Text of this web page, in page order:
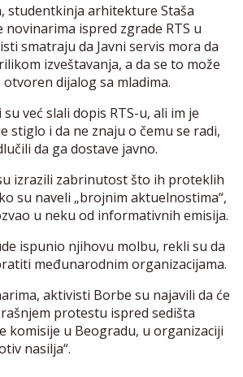
studentkinja arhitekture Staša
novinarima ispred zgrade RTS u
smatraju da Javni servis mora da
izveštavanja, a da se to može
dijalog sa mladima.
već slali dopis RTS-u, ali im je
stiglo i da ne znaju o čemu se radi,
da ga dostave javno.
izrazili zabrinutost što ih proteklih
su naveli „brojnim aktuelnostima“,
u neku od informativnih emisija.
ispunio njihovu molbu, rekli su da
međunarodnim organizacijama.
aktivisti Borbe su najavili da će
protestu ispred sedišta
komisije u Beogradu, u organizaciji
nasilja“.